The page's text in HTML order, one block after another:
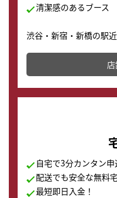
清潔感のあるブース
渋谷・新宿・新橋の駅
その場で現金買取致し
店舗を併設しており、
の購入もできます♪
自宅で3分カンタン
配送でも安全な無料
最短即日入金！